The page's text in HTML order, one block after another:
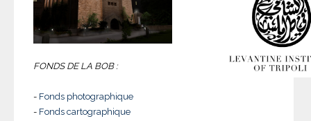
FONDS DE LA BOB :
- Fonds photographique
- Fonds cartographique